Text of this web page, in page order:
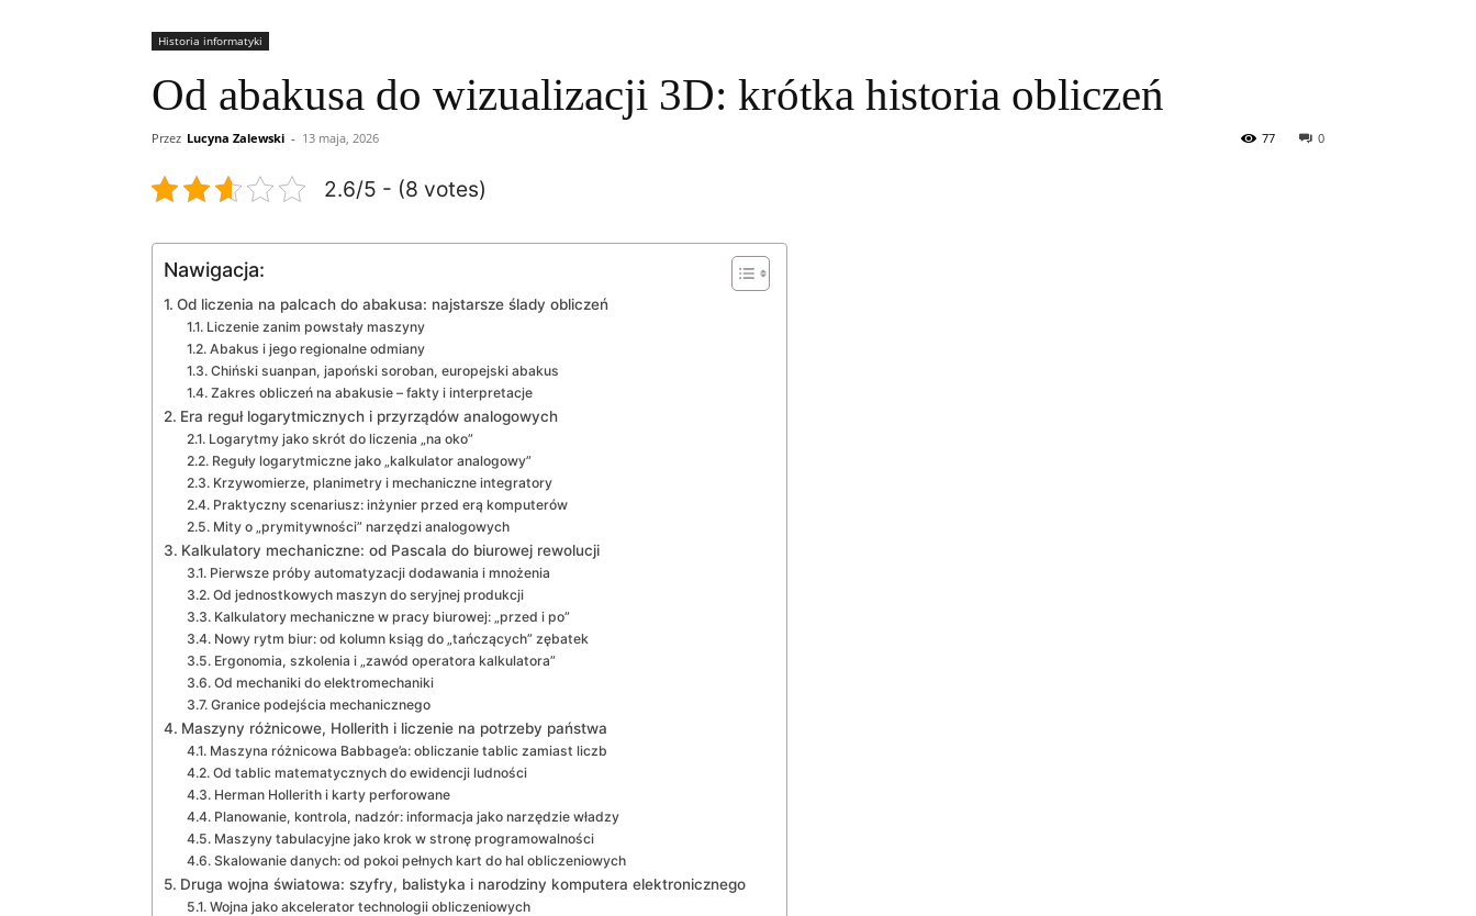
Historia informatyki
Od abakusa do wizualizacji 3D: krótka historia obliczeń
Przez Lucyna Zalewski - 13 maja, 2026 0
77
2.6/5 - (8 votes)
Nawigacja:
Od liczenia na palcach do abakusa: najstarsze ślady obliczeń
Liczenie zanim powstały maszyny
Abakus i jego regionalne odmiany
Chiński suanpan, japoński soroban, europejski abakus
Zakres obliczeń na abakusie – fakty i interpretacje
Era reguł logarytmicznych i przyrządów analogowych
Logarytmy jako skrót do liczenia „na oko”
Reguły logarytmiczne jako „kalkulator analogowy”
Krzywomierze, planimetry i mechaniczne integratory
Praktyczny scenariusz: inżynier przed erą komputerów
Mity o „prymitywności” narzędzi analogowych
Kalkulatory mechaniczne: od Pascala do biurowej rewolucji
Pierwsze próby automatyzacji dodawania i mnożenia
Od jednostkowych maszyn do seryjnej produkcji
Kalkulatory mechaniczne w pracy biurowej: „przed i po”
Nowy rytm biur: od kolumn ksiąg do „tańczących” zębatek
Ergonomia, szkolenia i „zawód operatora kalkulatora”
Od mechaniki do elektromechaniki
Granice podejścia mechanicznego
Maszyny różnicowe, Hollerith i liczenie na potrzeby państwa
Maszyna różnicowa Babbage’a: obliczanie tablic zamiast liczb
Od tablic matematycznych do ewidencji ludności
Herman Hollerith i karty perforowane
Planowanie, kontrola, nadzór: informacja jako narzędzie władzy
Maszyny tabulacyjne jako krok w stronę programowalności
Skalowanie danych: od pokoi pełnych kart do hal obliczeniowych
Druga wojna światowa: szyfry, balistyka i narodziny komputera elektronicznego
Wojna jako akcelerator technologii obliczeniowych